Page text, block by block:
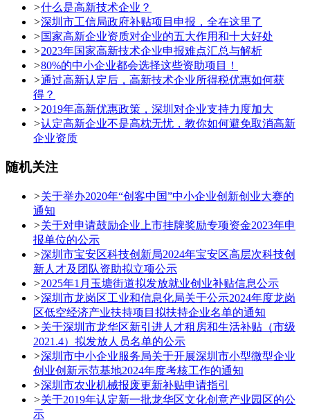
>什么是高新技术企业？
>深圳市工信局政府补贴项目申报，全在这里了
>国家高新企业资质对企业的五大作用和十大好处
>2023年国家高新技术企业申报难点汇总与解析
>80%的中小企业都会选择这些资助项目！
>通过高新认定后，高新技术企业所得税优惠如何获
得？
>2019年高新优惠政策，深圳对企业支持力度加大
>认定高新企业不是高枕无忧，教你如何避免取消高新
企业资质
随机关注
>关于举办2020年“创客中国”中小企业创新创业大赛的
通知
>关于对申请鼓励企业上市挂牌奖励专项资金2023年申
报单位的公示
>深圳市宝安区科技创新局2024年宝安区高层次科技创
新人才及团队资助拟立项公示
>2025年1月玉塘街道拟发放就业创业补贴信息公示
>深圳市龙岗区工业和信息化局关于公示2024年度龙岗
区低空经济产业扶持项目拟扶持企业名单的通知
>关于深圳市龙华区新引进人才租房和生活补贴（市级
2021.4）拟发放人员名单的公示
>深圳市中小企业服务局关于开展深圳市小型微型企业
创业创新示范基地2024年度考核工作的通知
>深圳市农业机械报废更新补贴申请指引
>关于2019年认定新一批龙华区文化创意产业园区的公
示